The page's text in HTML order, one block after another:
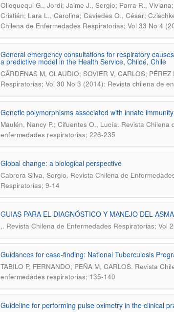
Olloquequi G., Jordi; Jaime J., Sergio; Parra R.,
Cristián; Lara L., Carolina; Caviedes O., César;
Chilena de Enfermedades Respiratorias; Vol 33 No 4
General emergency consultations for respiratory
a predictive model in the Health Service, Chiloé, Chile
CÁRDENAS M, CLAUDIO; SOVIER V, CARLOS;
Respiratorias; Vol 30 No 3 (2014): Revista chilena de
Genetic polymorphisms associated with innate
Maulén, Nancy P.; Cifuentes O., Lucía. Revista Chilena
enfermedades respiratorias; 226-235
Global change: a biological perspective
Cabrera Silva, Sergio. Revista Chilena de
Respiratorias; 9-14
GUIAS PARA EL DIAGNÓSTICO Y MANEJO DEL
,. Revista Chilena de Enfermedades Respiratorias;
Guidances for case-finding: National Tuberculosis
TABILO P, FERNANDO; PEÑA M, CARLOS. Revista
enfermedades respiratorias; 135-140
Guideline for performing pulse oximetry in the clinical